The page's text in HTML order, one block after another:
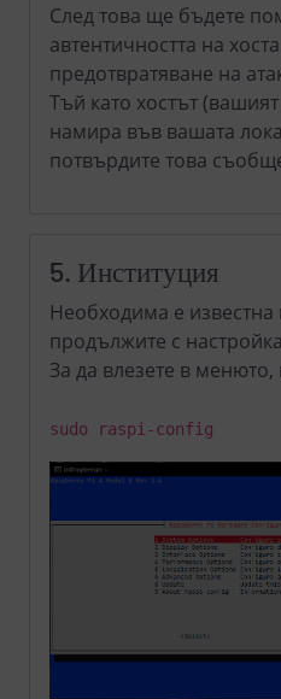
След това ще бъдете
автентичността на
предотвратяване на
Тъй като хостът
намира във вашата
потвърдите това
5. Институция
Необходима е известна
продължите с
За да влезете в
sudo raspi-config